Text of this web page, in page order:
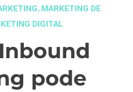
, MARKETING DE
DIGITAL
pode